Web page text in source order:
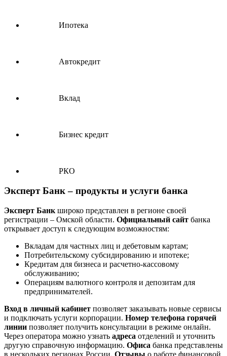
Ипотека
Автокредит
Вклад
Бизнес кредит
РКО
Эксперт Банк – продукты и услуги банка
Эксперт Банк широко представлен в регионе своей
регистрации – Омской области. Официальный сайт банка
открывает доступ к следующим возможностям:
Вкладам для частных лиц и дебетовым картам;
Потребительскому субсидированию и ипотеке;
Кредитам для бизнеса и расчетно-кассовому
обслуживанию;
Операциям валютного контроля и депозитам для
предпринимателей.
Вход в личный кабинет позволяет заказывать новые сервисы
и подключать услуги корпорации. Номер телефона горячей
линии позволяет получить консультации в режиме онлайн.
Через оператора можно узнать адреса отделений и уточнить
другую справочную информацию. Офиса банка представлены
в нескольких регионах России. Отзывы о работе финансовой